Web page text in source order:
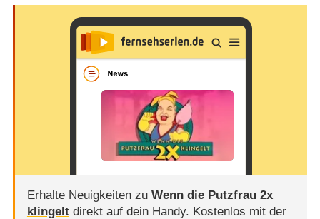
Erhalte Neuigkeiten zu Wenn die Putzfrau 2x
klingeltdirekt auf dein Handy. Kostenlos mit der